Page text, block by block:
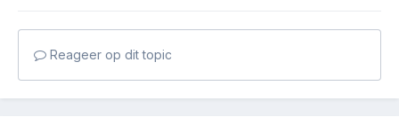
Reageer op dit topic